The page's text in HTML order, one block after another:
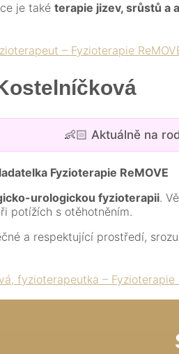
je také terapie jizev, srůstů a
👶🏻 Aktuálně na
Fyzioterapie ReMOVE
urologickou fyzioterapii.
potížích s otěhotněním.
a respektující prostředí,